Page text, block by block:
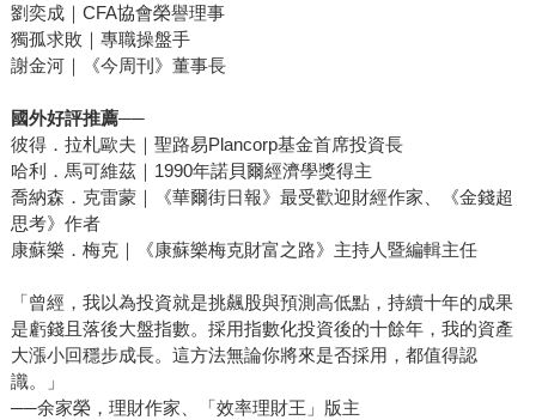
劉奕成｜CFA協會榮譽理事
獨孤求敗｜專職操盤手
謝金河｜《今周刊》董事長
國外好評推薦──
彼得．拉札歐夫｜聖路易Plancorp基金首席投資長
哈利．馬可維茲｜1990年諾貝爾經濟學獎得主
喬納森．克雷蒙｜《華爾街日報》最受歡迎財經作家、《金錢超
思考》作者
康蘇樂．梅克｜《康蘇樂梅克財富之路》主持人暨編輯主任
「曾經，我以為投資就是挑飆股與預測高低點，持續十年的成果
是虧錢且落後大盤指數。採用指數化投資後的十餘年，我的資產
大漲小回穩步成長。這方法無論你將來是否採用，都值得認
識。」
──余家榮，理財作家、「效率理財王」版主